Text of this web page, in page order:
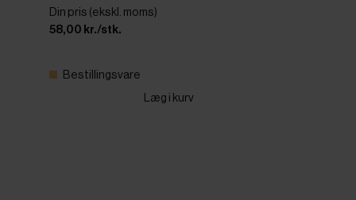
Din pris (ekskl. moms)
58,00 kr./stk.
Bestillingsvare
Læg i kurv